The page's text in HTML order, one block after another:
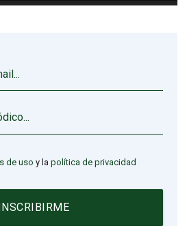
de uso y lapolítica de privacidad